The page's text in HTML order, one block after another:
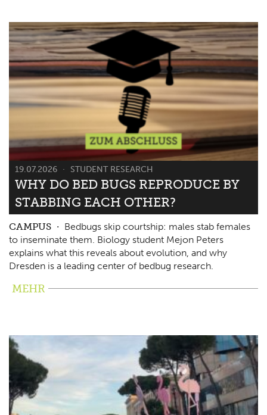
19.07.2026 STUDENT RESEARCH
WHY DO BED BUGS REPRODUCE BY
STABBING EACH OTHER?
CAMPUS
Bedbugs skip courtship: males stab females
to inseminate them. Biology student Mejon Peters
explains what this reveals about evolution, and why
Dresden is a leading center of bedbug research.
MEHR